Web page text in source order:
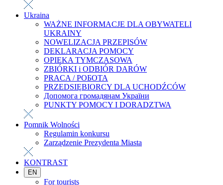
Ukraina
WAŻNE INFORMACJE DLA OBYWATELI
UKRAINY
NOWELIZACJA PRZEPISÓW
DEKLARACJA POMOCY
OPIEKA TYMCZASOWA
ZBIÓRKI i ODBIÓR DARÓW
PRACA / РОБОТА
PRZEDSIĘBIORCY DLA UCHODŹCÓW
Допомога громадянам України
PUNKTY POMOCY I DORADZTWA
Pomnik Wolności
Regulamin konkursu
Zarządzenie Prezydenta Miasta
KONTRAST
EN
For tourists